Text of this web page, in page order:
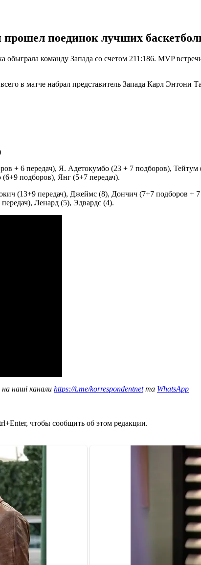
поединок лучших
команду Запада со счетом 211:186. MVP
в матче набрал представитель Запада Карл Энтони
+ 6 передач), Я. Адетокумбо (23 + 7 подборов),
подборов), Янг (5+7 передач).
(13+9 передач), Джеймс (8), Дончич (7+7 подборов +
Ленард (5), Эдвардс (4).
наші канали https://t.me/korrespondentnetта WhatsApp
чтобы сообщить об этом редакции.